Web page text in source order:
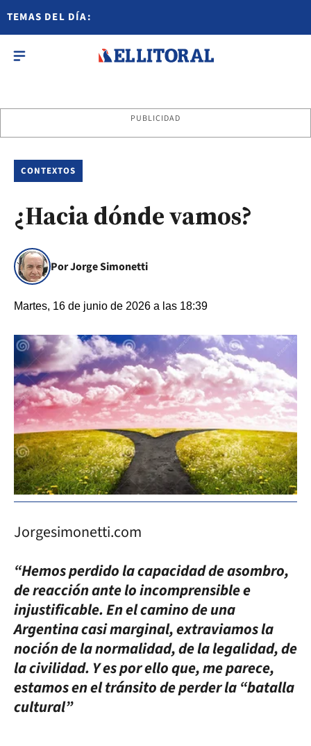
TEMAS DEL DÍA:
PUBLICIDAD
CONTEXTOS
¿Hacia dónde vamos?
Por Jorge Simonetti
Martes, 16 de junio de 2026 a las 18:39
Jorgesimonetti.com
“Hemos perdido la capacidad de asombro,
de reacción ante lo incomprensible e
injustificable. En el camino de una
Argentina casi marginal, extraviamos la
noción de la normalidad, de la legalidad, de
la civilidad. Y es por ello que, me parece,
estamos en el tránsito de perder la “batalla
cultural”